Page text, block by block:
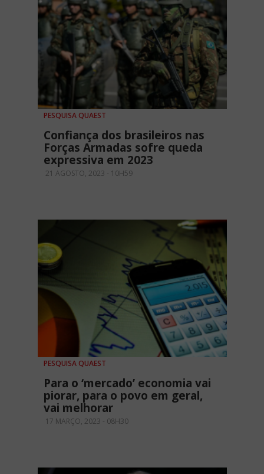
PESQUISA QUAEST
Confiança dos brasileiros nas
Forças Armadas sofre queda
expressiva em 2023
21 AGOSTO, 2023 - 10H59
PESQUISA QUAEST
Para o ‘mercado’ economia vai
piorar, para o povo em geral,
vai melhorar
17 MARÇO, 2023 - 08H30